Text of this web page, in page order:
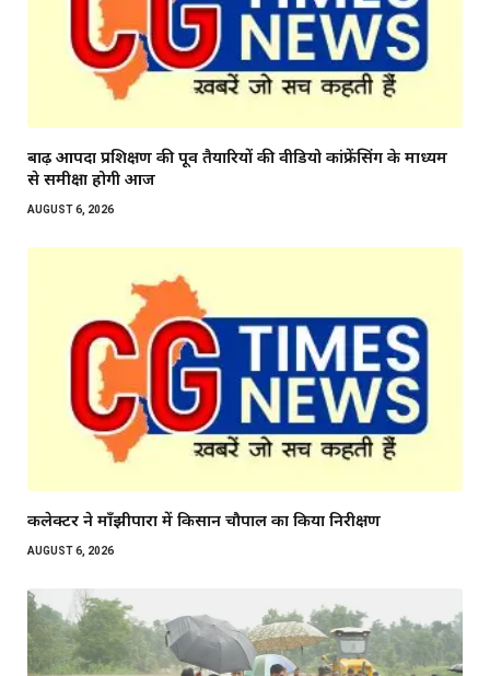
बाढ़ आपदा प्रशिक्षण की पूर्व तैयारियों की वीडियो कांफ्रेंसिंग के माध्यम
से समीक्षा होगी आज
AUGUST 6, 2026
कलेक्टर ने माँझीपारा में किसान चौपाल का किया निरीक्षण
AUGUST 6, 2026